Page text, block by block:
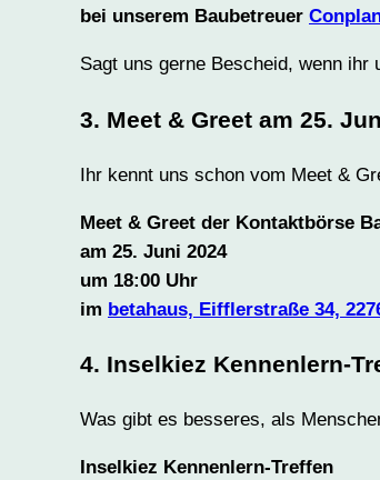
bei unserem Baubetreuer
Sagt uns gerne Bescheid, wenn
3. Meet & Greet am 25.
Ihr kennt uns schon vom Meet &
Meet & Greet der Kontaktbörse
am 25. Juni 2024
um 18:00 Uhr
im betahaus, Eifflerstraße 34,
4. Inselkiez Kennenlern-
Was gibt es besseres, als
Inselkiez Kennenlern-Treffen